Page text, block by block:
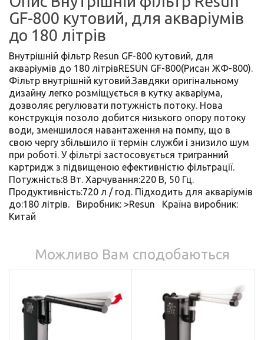
GF-800 кутовий, для акваріумів
до 180 літрів
Внутрішній фільтр Resun GF-800 кутовий, для
акваріумів до 180 літрівRESUN GF-800(Рисан ЖФ-800).
Фільтр внутрішній кутовий.Завдяки оригінальному
дизайну легко розміщується в кутку акваріума,
дозволяє регулювати потужність потоку. Нова
конструкція позоло добится низького опору потоку
води, зменшилося навантаження на помпу, що в
свою чергу збільшило її термін служби і знизило шум
при роботі. У фільтрі застосовується тригранний
картридж з підвищеною ефективністю фільтрації.
Потужність:8 Вт. Харчування:220 В, 50 Гц.
Продуктивність:720 л / год. Підходить для акваріумів
до:180 літрів. Виробник: >Resun Країна виробник:
Китай
Можливо Вам сподобаються